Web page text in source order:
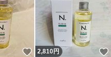
いいね！
2,810円